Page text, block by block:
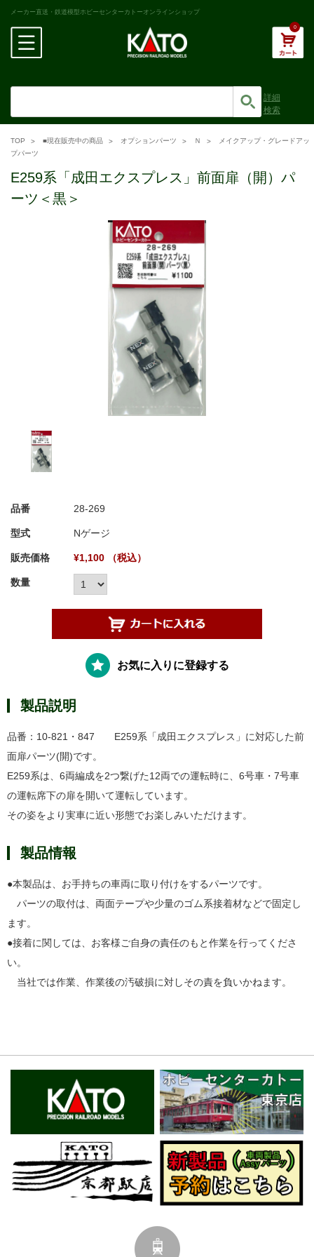
メーカー直送・鉄道模型ホビーセンターカトーオンラインショップ
0
詳細
検索
TOP ■現在販売中の商品 オプションパーツ Ｎ
メイクアップ・グレードアッ
プパーツ
E259系「成田エクスプレス」前面扉（開）パ
ーツ＜黒＞
品番 28-269
型式 Nゲージ
販売価格 ¥1,100 （税込）
数量
お気に入りに登録する
製品説明
品番：10-821・847 E259系「成田エクスプレス」に対応した前
面扉パーツ(開)です。
E259系は、6両編成を2つ繋げた12両での運転時に、6号車・7号車
の運転席下の扉を開いて運転しています。
その姿をより実車に近い形態でお楽しみいただけます。
製品情報
●本製品は、お手持ちの車両に取り付けをするパーツです。
パーツの取付は、両面テープや少量のゴム系接着材などで固定し
ます。
●接着に関しては、お客様ご自身の責任のもと作業を行ってくださ
い。
当社では作業、作業後の汚破損に対しその責を負いかねます。